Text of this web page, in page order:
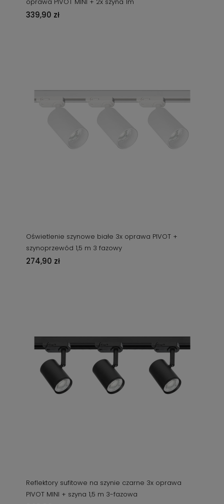
339,90 zł
Oświetlenie szynowe białe 3x oprawa PIVOT +
szynoprzewód 1,5 m 3 fazowy
274,90 zł
Reflektory sufitowe na szynie czarne 3x oprawa
PIVOT MINI + szyna 1,5 m 3-fazowa